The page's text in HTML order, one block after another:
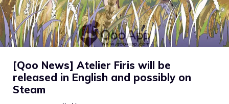
[Qoo News] Atelier Firis will be
released in English and possibly on
Steam